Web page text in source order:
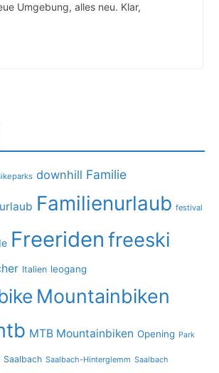
Umgebung, alles neu. Klar,
downhill Familie
Familienurlaub festival
Freeriden freeski
Italien leogang
Mountainbiken
MTB Mountainbiken Opening Park
Saalbach Saalbach-Hinterglemm Saalbach